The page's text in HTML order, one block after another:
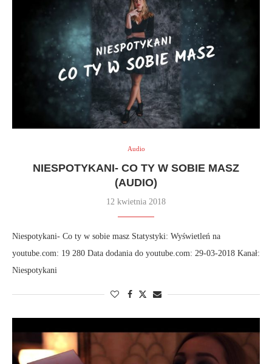
Audio
NIESPOTYKANI- CO TY W SOBIE MASZ
(AUDIO)
12 kwietnia 2018
Niespotykani- Co ty w sobie masz Statystyki: Wyświetleń na
youtube.com: 19 280 Data dodania do youtube.com: 29-03-2018 Kanał:
Niespotykani